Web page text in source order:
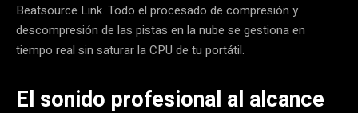
Beatsource Link. Todo el procesado de compresión y
descompresión de las pistas en la nube se gestiona en
tiempo real sin saturar la CPU de tu portátil.
El sonido profesional al alcance